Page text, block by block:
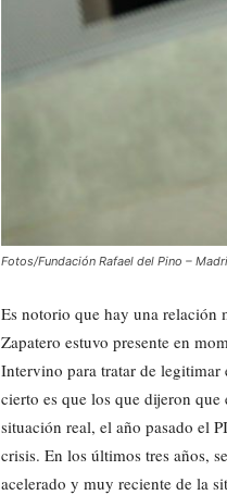
Fotos/Fundación Rafael del Pino –
Es notorio que hay una relación
Zapatero estuvo presente en
Intervino para tratar de legitimar
cierto es que los que dijeron
situación real, el año pasado el
crisis. En los últimos tres años,
acelerado y muy reciente de la